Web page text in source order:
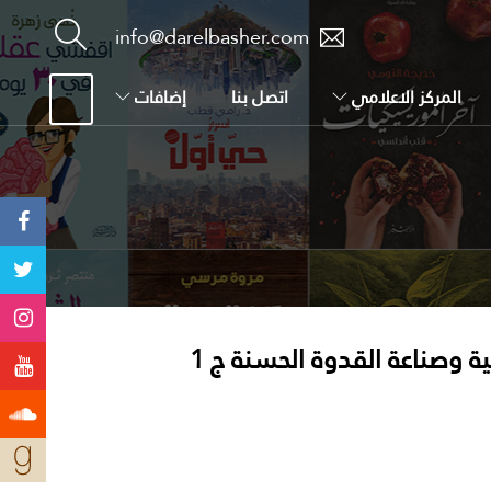
info@darelbasher.com
المركز الاعلامي اتصل بنا إضافات
وصناعة القدوة الحسنة ج 1